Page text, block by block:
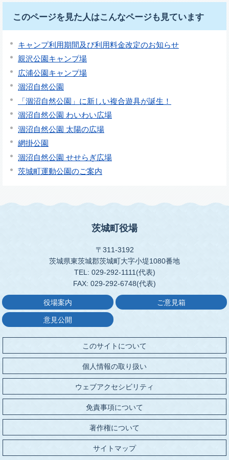
このページを見た人はこんなページも見ています
キャンプ利用期間及び利用料金改定のお知らせ
親沢公園キャンプ場
広浦公園キャンプ場
涸沼自然公園
「涸沼自然公園」に新しい複合遊具が誕生！
涸沼自然公園 わいわい広場
涸沼自然公園 太陽の広場
網掛公園
涸沼自然公園 せせらぎ広場
茨城町運動公園のご案内
茨城町役場
〒311-3192
茨城県東茨城郡茨城町大字小堤1080番地
TEL: 029-292-1111(代表)
FAX: 029-292-6748(代表)
役場案内 ご意見箱
意見公開
このサイトについて
個人情報の取り扱い
ウェブアクセシビリティ
免責事項について
著作権について
サイトマップ